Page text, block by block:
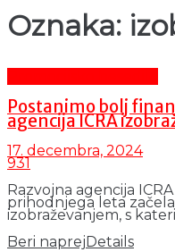
Oznaka:
Postanimo bolj
agencija ICRA
17. decembra, 2024
931
Razvojna agencija
prihodnjega leta
izobraževanjem, s
Beri naprej Details